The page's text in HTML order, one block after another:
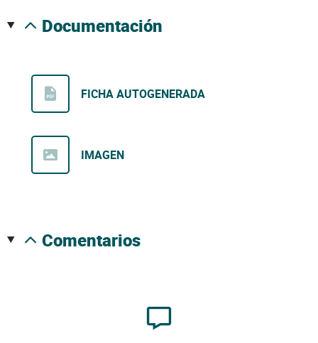
documentación
FICHA AUTOGENERADA
IMAGEN
comentarios